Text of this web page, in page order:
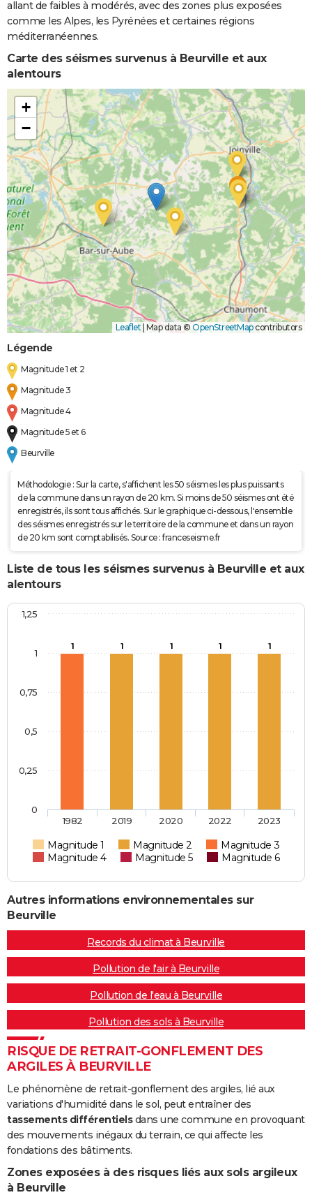
allant de faibles à modérés, avec des zones plus exposées
comme les Alpes, les Pyrénées et certaines régions
méditerranéennes.
Carte des séismes survenus à Beurville et aux
alentours
+
−
Leaflet | Map data © OpenStreetMapcontributors
Légende
Magnitude 1 et 2
Magnitude 3
Magnitude 4
Magnitude 5 et 6
Beurville
Méthodologie : Sur la carte, s'affichent les 50 séismes les plus puissants
de la commune dans un rayon de 20 km. Si moins de 50 séismes ont été
enregistrés, ils sont tous affichés. Sur le graphique ci-dessous, l'ensemble
des séismes enregistrés sur le territoire de la commune et dans un rayon
de 20 km sont comptabilisés. Source : franceseisme.fr
Liste de tous les séismes survenus à Beurville et aux
alentours
1 1 1 1 1
Magnitude 1 Magnitude 2
Magnitude 3
Magnitude 4
Magnitude 5 Magnitude 6
1982 2019 2020 2022 2023
0
0,25
0,5
0,75
1
1,25
Autres informations environnementales sur
Beurville
Records du climat à Beurville
Pollution de l'air à Beurville
Pollution de l'eau à Beurville
Pollution des sols à Beurville
RISQUE DE RETRAIT-GONFLEMENT DES
ARGILES À BEURVILLE
Le phénomène de retrait-gonflement des argiles, lié aux
variations d'humidité dans le sol, peut entraîner des
tassements différentielsdans une commune en provoquant
des mouvements inégaux du terrain, ce qui affecte les
fondations des bâtiments.
Zones exposées à des risques liés aux sols argileux
à Beurville